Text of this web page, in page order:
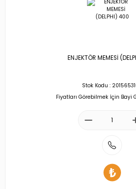
ENJEKTÖR MEMESİ
Stok Kodu :
Fiyatları Görebilmek İçin Bayi